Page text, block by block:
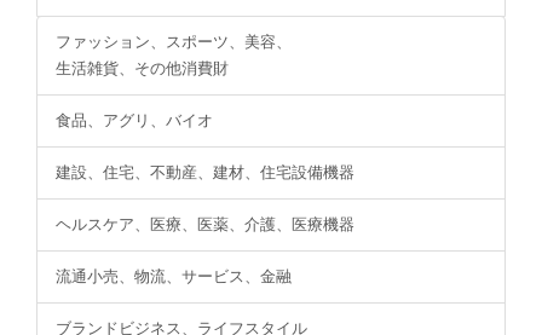
ファッション、スポーツ、美容、
生活雑貨、その他消費財
食品、アグリ、バイオ
建設、住宅、不動産、建材、住宅設備機器
ヘルスケア、医療、医薬、介護、医療機器
流通小売、物流、サービス、金融
ブランドビジネス、ライフスタイル